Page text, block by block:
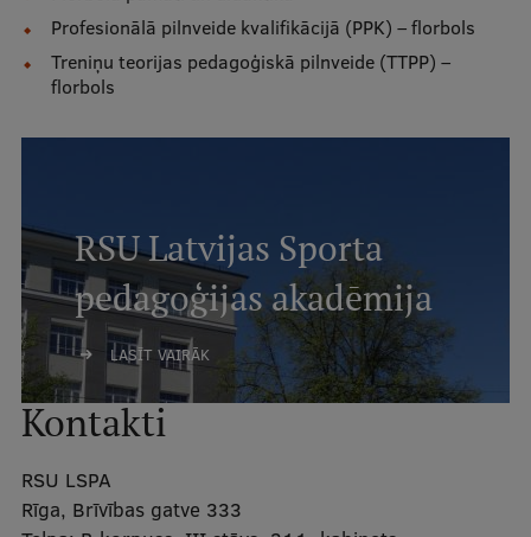
galvenā
izvēlne
Studiju iespējas
Rezidentūra
Uzņemšana
Praktiska informācija
Par RSU
Profesionālā pilnveide kvalifikācijā (PPK) – florbols
Treniņu teorijas pedagoģiskā pilnveide (TTPP) –
florbols
RSU Latvijas Sporta
pedagoģijas akadēmija
LASĪT VAIRĀK
Kontakti
RSU LSPA
Rīga, Brīvības gatve 333